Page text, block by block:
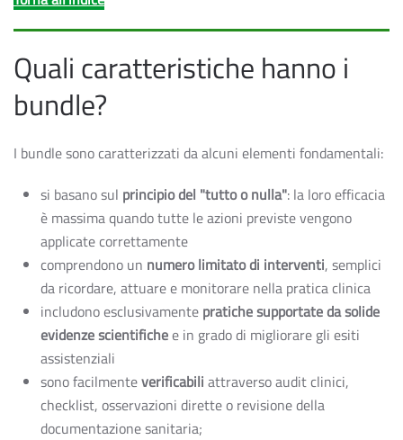
Quali caratteristiche hanno i
bundle?
I bundle sono caratterizzati da alcuni elementi fondamentali:
si basano sul principio del "tutto o nulla": la loro efficacia
è massima quando tutte le azioni previste vengono
applicate correttamente
comprendono un numero limitato di interventi, semplici
da ricordare, attuare e monitorare nella pratica clinica
includono esclusivamente pratiche supportate da solide
evidenze scientifichee in grado di migliorare gli esiti
assistenziali
sono facilmenteverificabili attraverso audit clinici,
checklist, osservazioni dirette o revisione della
documentazione sanitaria;